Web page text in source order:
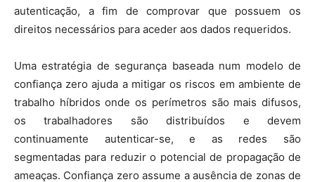
autenticação, a fim de comprovar que possuem os
direitos necessários para aceder aos dados requeridos.
Uma estratégia de segurança baseada num modelo de
confiança zero ajuda a mitigar os riscos em ambiente de
trabalho híbridos onde os perímetros são mais difusos,
os trabalhadores são distribuídos e devem
continuamente autenticar-se, e as redes são
segmentadas para reduzir o potencial de propagação de
ameaças. Confiança zero assume a ausência de zonas de